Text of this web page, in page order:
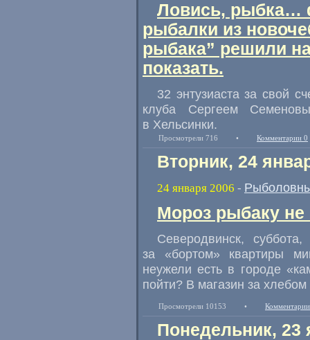
Ловись, рыбка…
рыбалки из
рыбака” решили
показать.
32 энтузиаста за свой
клуба Сергеем
в Хельсинки.
Просмотрели 716 • Комментарии 0
Вторник, 24
24 января 2006 -
Мороз рыбаку не
Северодвинск,
за «бортом» квартиры
неужели есть в городе
пойти? В магазин за
Просмотрели 10153 •
Понедельник, 23